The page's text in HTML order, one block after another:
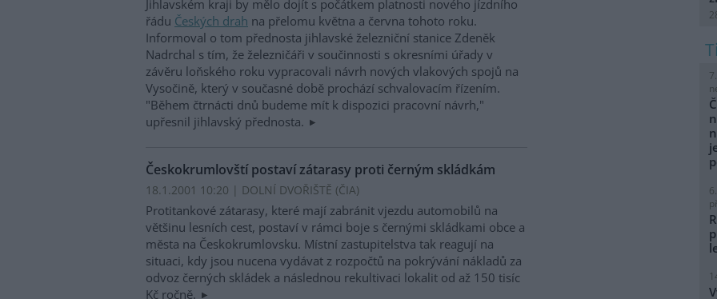
Jihlavském kraji by mělo dojít s počátkem platnosti nového jízdního
řádu Českých drah na přelomu května a června tohoto roku.
Informoval o tom přednosta jihlavské železniční stanice Zdeněk
Nadrchal s tím, že železničáři v součinnosti s okresními úřady v
závěru loňského roku vypracovali návrh nových vlakových spojů na
Vysočině, který v současné době prochází schvalovacím řízením.
"Během čtrnácti dnů budeme mít k dispozici pracovní návrh,"
upřesnil jihlavský přednosta.
Českokrumlovští postaví zátarasy proti černým skládkám
18.1.2001 10:20 | DOLNÍ DVOŘIŠTĚ (ČIA)
Protitankové zátarasy, které mají zabránit vjezdu automobilů na
většinu lesních cest, postaví v rámci boje s černými skládkami obce a
města na Českokrumlovsku. Místní zastupitelstva tak reagují na
situaci, kdy jsou nucena vydávat z rozpočtů na pokrývání nákladů za
odvoz černých skládek a následnou rekultivaci lokalit od až 150 tisíc
Kč ročně.